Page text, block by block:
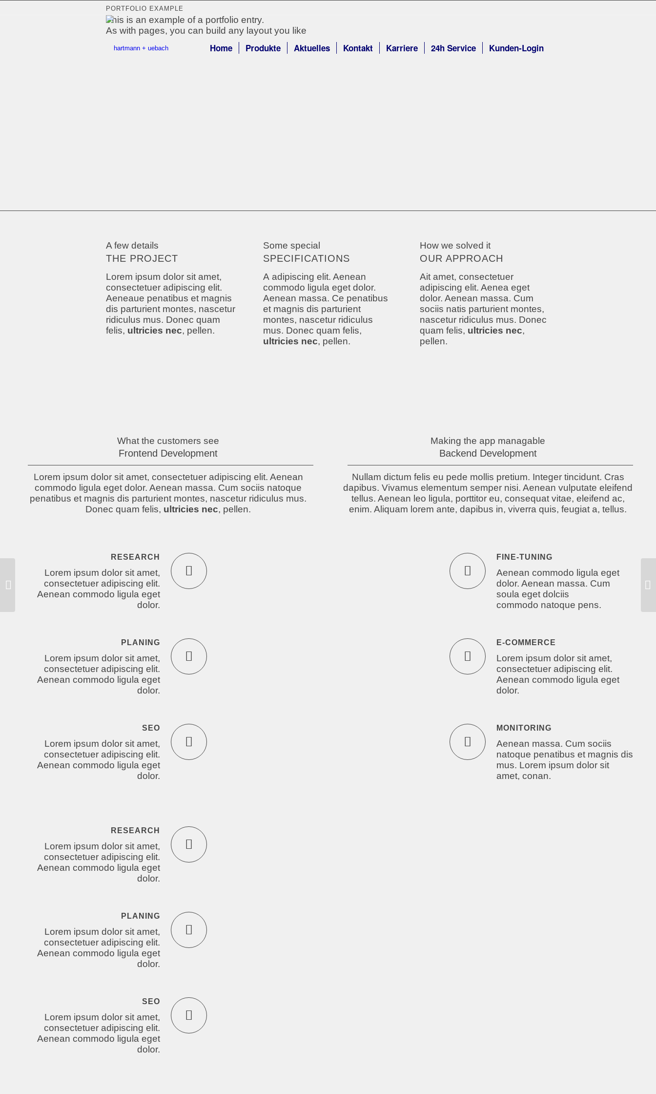
Home Produkte Aktuelles Kontakt Karriere 24h Service Kunden-Login
PORTFOLIO EXAMPLE
This is an example of a portfolio entry.
As with pages, you can build any layout you like
A few details
THE PROJECT
Lorem ipsum dolor sit amet,
consectetuer adipiscing elit.
Aeneaue penatibus et magnis
dis parturient montes, nascetur
ridiculus mus. Donec quam
felis, ultricies nec, pellen.
Some special
SPECIFICATIONS
A adipiscing elit. Aenean
commodo ligula eget dolor.
Aenean massa. Ce penatibus
et magnis dis parturient
montes, nascetur ridiculus
mus. Donec quam felis,
ultricies nec, pellen.
How we solved it
OUR APPROACH
Ait amet, consectetuer
adipiscing elit. Aenea eget
dolor. Aenean massa. Cum
sociis natis parturient montes,
nascetur ridiculus mus. Donec
quam felis, ultricies nec,
pellen.
What the customers see
Frontend Development
Lorem ipsum dolor sit amet, consectetuer adipiscing elit. Aenean
commodo ligula eget dolor. Aenean massa. Cum sociis natoque
penatibus et magnis dis parturient montes, nascetur ridiculus mus.
Donec quam felis, ultricies nec, pellen.
Making the app managable
Backend Development
Nullam dictum felis eu pede mollis pretium. Integer tincidunt. Cras
dapibus. Vivamus elementum semper nisi. Aenean vulputate eleifend
tellus. Aenean leo ligula, porttitor eu, consequat vitae, eleifend ac,
enim. Aliquam lorem ante, dapibus in, viverra quis, feugiat a, tellus.
RESEARCH
Lorem ipsum dolor sit amet,
consectetuer adipiscing elit.
Aenean commodo ligula eget
dolor.
PLANING
Lorem ipsum dolor sit amet,
consectetuer adipiscing elit.
Aenean commodo ligula eget
dolor.
SEO
Lorem ipsum dolor sit amet,
consectetuer adipiscing elit.
Aenean commodo ligula eget
dolor.
FINE-TUNING
Aenean commodo ligula eget
dolor. Aenean massa. Cum
soula eget dolciis
commodo natoque pens.
E-COMMERCE
Lorem ipsum dolor sit amet,
consectetuer adipiscing elit.
Aenean commodo ligula eget
dolor.
MONITORING
Aenean massa. Cum sociis
natoque penatibus et magnis dis
mus. Lorem ipsum dolor sit
amet, conan.
RESEARCH
Lorem ipsum dolor sit amet,
consectetuer adipiscing elit.
Aenean commodo ligula eget
dolor.
PLANING
Lorem ipsum dolor sit amet,
consectetuer adipiscing elit.
Aenean commodo ligula eget
dolor.
SEO
Lorem ipsum dolor sit amet,
consectetuer adipiscing elit.
Aenean commodo ligula eget
dolor.
Video Background